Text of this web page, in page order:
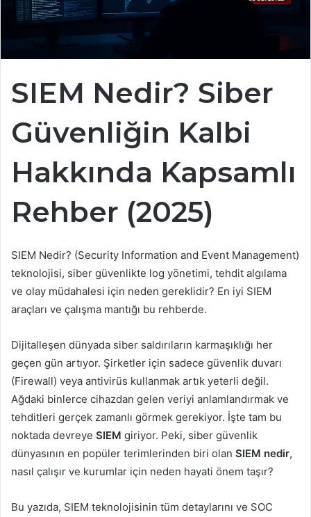
SIEM Nedir? Siber
Güvenliğin Kalbi
Hakkında Kapsamlı
Rehber (2025)
SIEM Nedir? (Security Information and Event Management)
teknolojisi, siber güvenlikte log yönetimi, tehdit algılama
ve olay müdahalesi için neden gereklidir? En iyi SIEM
araçları ve çalışma mantığı bu rehberde.
Dijitalleşen dünyada siber saldırıların karmaşıklığı her
geçen gün artıyor. Şirketler için sadece güvenlik duvarı
(Firewall) veya antivirüs kullanmak artık yeterli değil.
Ağdaki binlerce cihazdan gelen veriyi anlamlandırmak ve
tehditleri gerçek zamanlı görmek gerekiyor. İşte tam bu
noktada devreye SIEM giriyor. Peki, siber güvenlik
dünyasının en popüler terimlerinden biri olan SIEM nedir,
nasıl çalışır ve kurumlar için neden hayati önem taşır?
Bu yazıda, SIEM teknolojisinin tüm detaylarını ve SOC